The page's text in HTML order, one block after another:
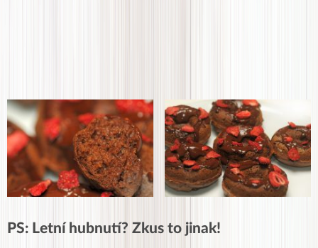
PS: Letní hubnutí? Zkus to jinak!